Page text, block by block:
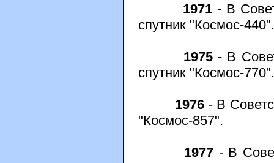
1971- В
спутник "Космос-440".
1975- В
спутник "Космос-770".
1976- В
"Космос-857".
1977 - В